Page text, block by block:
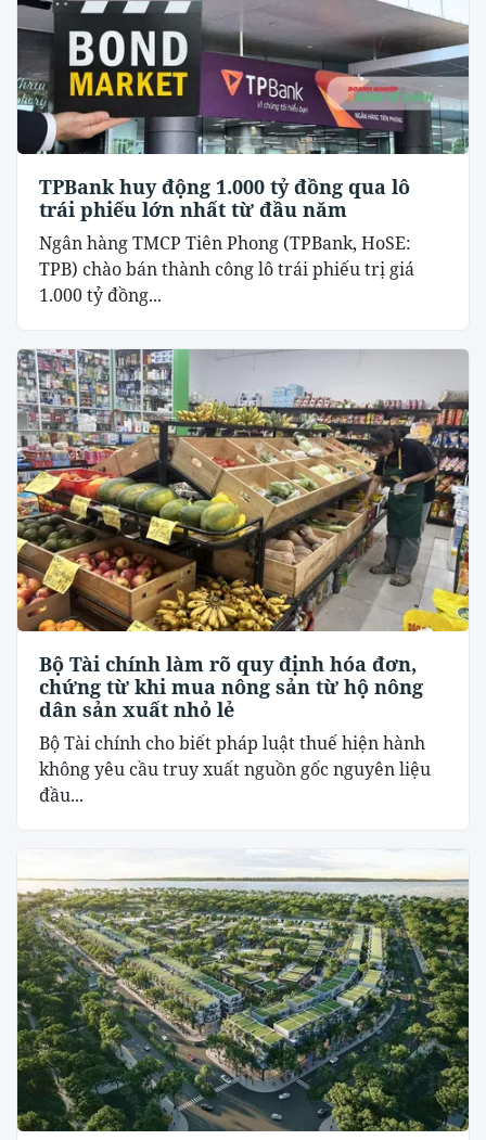
TPBank huy động 1.000 tỷ đồng qua lô
trái phiếu lớn nhất từ đầu năm
Ngân hàng TMCP Tiên Phong (TPBank, HoSE:
TPB) chào bán thành công lô trái phiếu trị giá
1.000 tỷ đồng...
Bộ Tài chính làm rõ quy định hóa đơn,
chứng từ khi mua nông sản từ hộ nông
dân sản xuất nhỏ lẻ
Bộ Tài chính cho biết pháp luật thuế hiện hành
không yêu cầu truy xuất nguồn gốc nguyên liệu
đầu...